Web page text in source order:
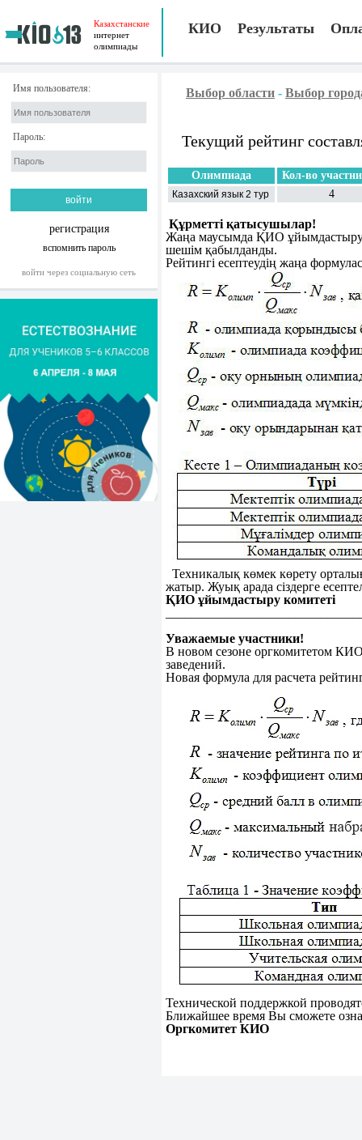
Казахстанские
интернет
олимпиады
КИО Результаты
Имя пользователя:
Пароль:
регистрация
вспомнить пароль
войти через социальную сеть
Выбор области - Выбор
Текущий рейтинг
Олимпиада Кол-во
Казахский язык 2 тур 4
Құрметті қатысушылар!
Жаңа маусымда ҚИО ұйымдастыру
шешім қабылданды.
Рейтингі есептеудің жаңа
Техникалық көмек көрету
жатыр. Жуық арада сіздерге
ҚИО ұйымдастыру комитеті
Уважаемые участники!
В новом сезоне оргкомитетом
заведений.
Новая формула для расчета
Технической поддержкой
Ближайшее время Вы сможете
Оргкомитет КИО